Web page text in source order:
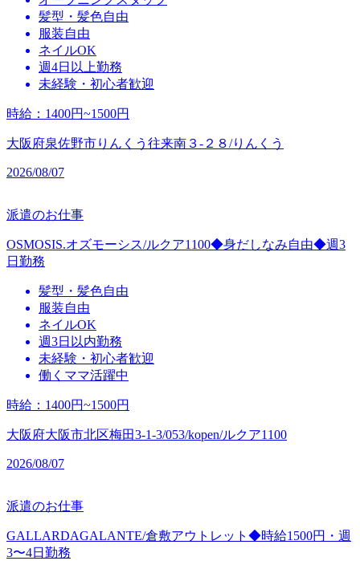
髪型・髪色自由
服装自由
ネイルOK
週4日以上勤務
未経験・初心者歓迎
時給 ： 1400円~1500円
大阪府泉佐野市りんくう往来南３‐２８/りんくう
2026/08/07
派遣のお仕事
OSMOSIS.オズモーシス/ルクア1100◆身だしなみ自由◆週3
日勤務
髪型・髪色自由
服装自由
ネイルOK
週3日以内勤務
未経験・初心者歓迎
働くママ活躍中
時給 ： 1400円~1500円
大阪府大阪市北区梅田3-1-3/053/kopen/ルクア1100
2026/08/07
派遣のお仕事
GALLARDAGALANTE/倉敷アウトレット◆時給1500円・週
3〜4日勤務